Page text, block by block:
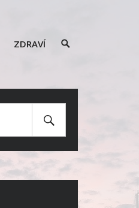
ZDRAVÍ
Search
Submit